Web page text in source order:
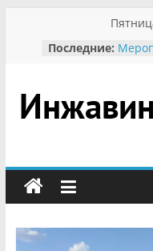
содержимому
Последние:
сельский
портал